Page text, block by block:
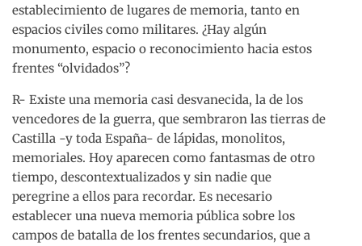
establecimiento de lugares de memoria, tanto en
espacios civiles como militares. ¿Hay algún
monumento, espacio o reconocimiento hacia estos
frentes “olvidados”?
R- Existe una memoria casi desvanecida, la de los
vencedores de la guerra, que sembraron las tierras de
Castilla -y toda España- de lápidas, monolitos,
memoriales. Hoy aparecen como fantasmas de otro
tiempo, descontextualizados y sin nadie que
peregrine a ellos para recordar. Es necesario
establecer una nueva memoria pública sobre los
campos de batalla de los frentes secundarios, que a